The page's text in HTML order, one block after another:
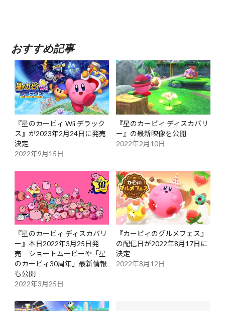
おすすめ記事
『星のカービィ Wii デラック
ス』が2023年2月24日に発売
決定
2022年9月15日
『星のカービィ ディスカバリ
ー』の最新映像を公開
2022年2月10日
『星のカービィ ディスカバリ
ー』本日2022年3月25日発
売 ショートムービーや「星
のカービィ30周年」最新情報
も公開
2022年3月25日
『カービィのグルメフェス』
の配信日が2022年8月17日に
決定
2022年8月12日